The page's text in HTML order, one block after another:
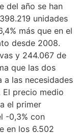
del año se han
unidades
más que en el
desde 2008.
y 244.067 de
que las dos
a las necesidades
precio medio
el primer
-0,3% con
en los 6.502